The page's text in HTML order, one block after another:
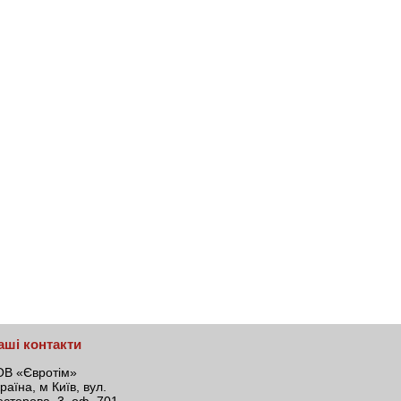
контакти
«Євротім»
м Київ, вул.